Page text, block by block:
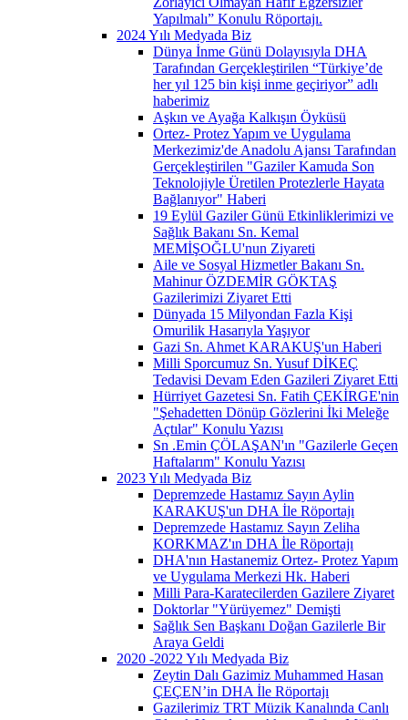
Yapılmalı” Konulu Röportajı.
2024 Yılı Medyada Biz
Dünya İnme Günü Dolayısıyla DHA
Tarafından Gerçekleştirilen “Türkiye’de
her yıl 125 bin kişi inme geçiriyor” adlı
haberimiz
Aşkın ve Ayağa Kalkışın Öyküsü
Ortez- Protez Yapım ve Uygulama
Merkezimiz'de Anadolu Ajansı Tarafından
Gerçekleştirilen "Gaziler Kamuda Son
Teknolojiyle Üretilen Protezlerle Hayata
Bağlanıyor" Haberi
19 Eylül Gaziler Günü Etkinliklerimizi ve
Sağlık Bakanı Sn. Kemal
MEMİŞOĞLU'nun Ziyareti
Aile ve Sosyal Hizmetler Bakanı Sn.
Mahinur ÖZDEMİR GÖKTAŞ
Gazilerimizi Ziyaret Etti
Dünyada 15 Milyondan Fazla Kişi
Omurilik Hasarıyla Yaşıyor
Gazi Sn. Ahmet KARAKUŞ'un Haberi
Milli Sporcumuz Sn. Yusuf DİKEÇ
Tedavisi Devam Eden Gazileri Ziyaret Etti
Hürriyet Gazetesi Sn. Fatih ÇEKİRGE'nin
"Şehadetten Dönüp Gözlerini İki Meleğe
Açtılar" Konulu Yazısı
Sn .Emin ÇÖLAŞAN'ın "Gazilerle Geçen
Haftalarım" Konulu Yazısı
2023 Yılı Medyada Biz
Depremzede Hastamız Sayın Aylin
KARAKUŞ'un DHA İle Röportajı
Depremzede Hastamız Sayın Zeliha
KORKMAZ'ın DHA İle Röportajı
DHA'nın Hastanemiz Ortez- Protez Yapım
ve Uygulama Merkezi Hk. Haberi
Milli Para-Karatecilerden Gazilere Ziyaret
Doktorlar "Yürüyemez" Demişti
Sağlık Sen Başkanı Doğan Gazilerle Bir
Araya Geldi
2020 -2022 Yılı Medyada Biz
Zeytin Dalı Gazimiz Muhammed Hasan
ÇEÇEN’in DHA İle Röportajı
Gazilerimiz TRT Müzik Kanalında Canlı